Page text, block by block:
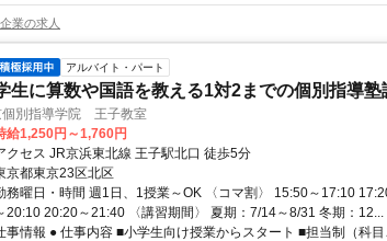
業の求人
アルバイト・パート
生に算数や国語を教える1対2までの個別指導塾
個別指導学院 王子教室
給1,250円～1,760円
クセス JR京浜東北線 王子駅北口 徒歩5分
京都東京23区北区
務曜日・時間 週1日、1授業～OK 〈コマ割〉 15:50～17:10
20:10 20:20～21:40 〈講習期間〉 夏期：7/14～8/31 冬期：12...
事情報 ● 仕事内容 ■小学生向け授業からスタート ■担当制（科